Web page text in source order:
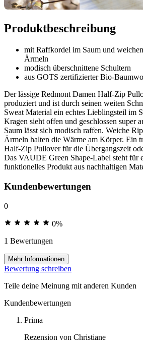
Produktbeschreibung
mit Raffkordel im Saum und
Ärmeln
modisch überschnittene Schultern
aus GOTS zertifizierter Bio-
Der lässige Redmont Damen Half-Zip
produziert und ist durch seinen weiten
Sweat Material ein echtes Lieblingsteil im
Kragen sieht offen und geschlossen super
Saum lässt sich modisch raffen. Weiche
Ärmeln halten die Wärme am Körper. Ein
Half-Zip Pullover für die Übergangszeit
Das VAUDE Green Shape-Label steht für
funktionelles Produkt aus nachhaltigen
Kundenbewertungen
0
0%
1 Bewertungen
Mehr Informationen
Bewertung schreiben
Teile deine Meinung mit anderen Kunden
Kundenbewertungen
Prima
Rezension von Christiane